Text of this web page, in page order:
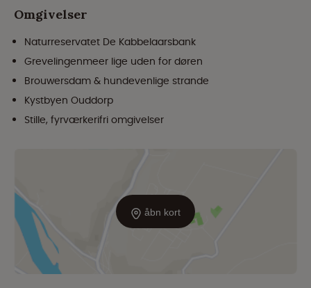
åbn kort
Omgivelser
Naturreservatet De Kabbelaarsbank
Grevelingenmeer lige uden for døren
Brouwersdam & hundevenlige strande
Kystbyen Ouddorp
Stille, fyrværkerifri omgivelser